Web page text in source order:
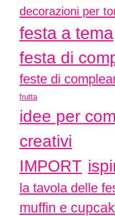
decorazioni per
festa a tema
festa di
feste di
frutta
idee per
creativi
IMPORT
la tavola delle
muffin e